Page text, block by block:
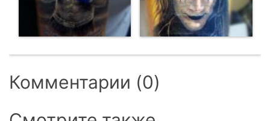
Комментарии (0)